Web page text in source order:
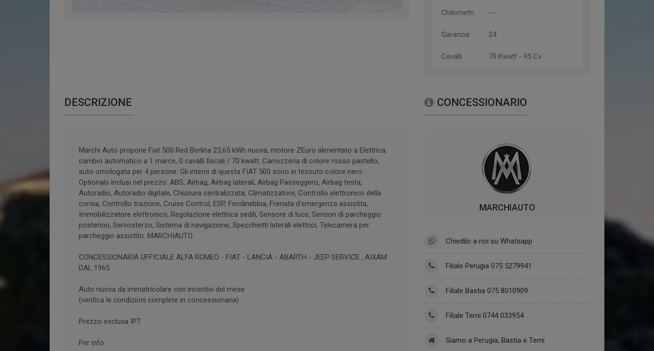
Chilometri ---
Garanzia 24
Cavalli 70 Kwatt - 95 Cv
DESCRIZIONE
Marchi Auto propone Fiat 500 Red Berlina 23,65 kWh nuova, motore ZEuro alimentato a Elettrica,
cambio automatico a 1 marce, 0 cavalli fiscali / 70 kwatt. Carrozzeria di colore rosso pastello,
auto omologata per 4 persone. Gli interni di questa FIAT 500 sono in tessuto colore nero.
Optionals inclusi nel prezzo: ABS, Airbag, Airbag laterali, Airbag Passeggero, Airbag testa,
Autoradio, Autoradio digitale, Chiusura centralizzata, Climatizzatore, Controllo elettronico della
corsia, Controllo trazione, Cruise Control, ESP, Fendinebbia, Frenata d'emergenza assistita,
Immobilizzatore elettronico, Regolazione elettrica sedili, Sensore di luce, Sensori di parcheggio
posteriori, Servosterzo, Sistema di navigazione, Specchietti laterali elettrici, Telecamera per
parcheggio assistito. MARCHIAUTO
CONCESSIONARIA UFFICIALE ALFA ROMEO - FIAT - LANCIA - ABARTH - JEEP SERVICE , AIXAM
DAL 1965
Auto nuova da immatricolare con incentivi del mese
(verifica le condizioni complete in concessionaria)
Prezzo esclusa IPT
Per info:
CONCESSIONARIO
MARCHIAUTO
Chiedilo a noi su Whatsapp
Filiale Perugia 075 5279941
Filiale Bastia 075 8010909
Filiale Terni 0744 033954
Siamo a Perugia, Bastia e Terni